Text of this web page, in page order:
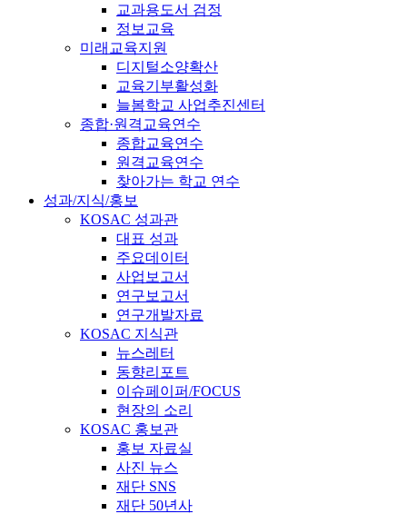
교과용도서 검정
정보교육
미래교육지원
디지털소양확산
교육기부활성화
늘봄학교 사업추진센터
종합·원격교육연수
종합교육연수
원격교육연수
찾아가는 학교 연수
성과/지식/홍보
KOSAC 성과관
대표 성과
주요데이터
사업보고서
연구보고서
연구개발자료
KOSAC 지식관
뉴스레터
동향리포트
이슈페이퍼/FOCUS
현장의 소리
KOSAC 홍보관
홍보 자료실
사진 뉴스
재단 SNS
재단 50년사